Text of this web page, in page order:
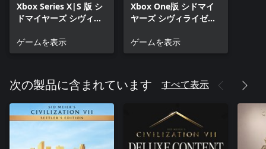
Xbox Series X|S 版 シ
ドマイヤーズ シヴィラ
ゲームを表示
Xbox One版 シドマイ
ヤーズ シヴィライゼー
ゲームを表示
次の製品に含まれています すべて表示